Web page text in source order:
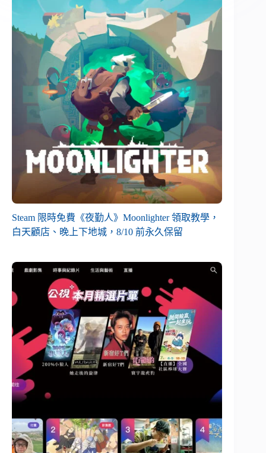
Steam 限時免費《夜勤人》Moonlighter 領取教學，
白天顧店、晚上下地城，8/10 前永久保留